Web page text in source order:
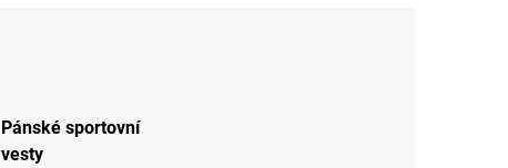
Pánské sportovní
vesty